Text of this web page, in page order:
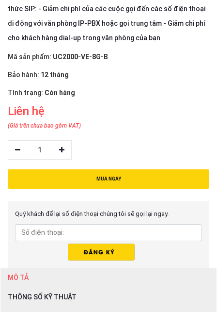
thức SIP: - Giảm chi phí của các cuộc gọi đến các số điện thoại
di động với văn phòng IP-PBX hoặc gọi trung tâm - Giảm chi phí
cho khách hàng dial-up trong văn phòng của bạn
Mã sản phẩm: UC2000-VE-8G-B
Bảo hành: 12 tháng
Tình trạng: Còn hàng
Liên hệ
(Giá trên chưa bao gồm VAT)
1
MUA NGAY
Quý khách để lại số điện thoại chúng tôi sẽ gọi lại ngay.
MÔ TẢ
THÔNG SỐ KỸ THUẬT
Liên
hệ
NGÔN
NGỮ
Tiếng